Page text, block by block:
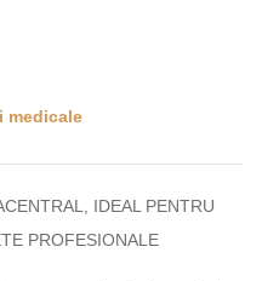
medicale
IDEAL PENTRU
PROFESIONALE